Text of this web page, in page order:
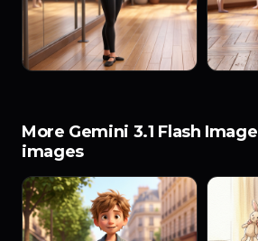
More Gemini 3.1 Flash Image
images